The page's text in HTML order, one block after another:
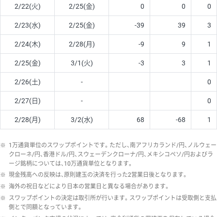
2/22(火) 2/25(金) 0 0 0
2/23(水) 2/25(金) -39 39 3
2/24(木) 2/28(月) -9 9 1
2/25(金) 3/1(火) -3 3 1
2/26(土) - 0
2/27(日) - 0
2/28(月) 3/2(水) 68 -68 1
※ 1万通貨単位のスワップポイントです。ただし、南アフリカランド/円、ノルウェー
クローネ/円、香港ドル/円、スウェーデンクローナ/円、メキシコペソ/円およびラ
ージ銘柄については、10万通貨単位となります。
※ 現金残高への反映は、原則建玉の決済を行った2営業日後となります。
※ 海外の祝日などにより日本の営業日と異なる場合があります。
※ スワップポイントの決定は取引所が行います。スワップポイントは受取側と支払
側とで同額となっています。